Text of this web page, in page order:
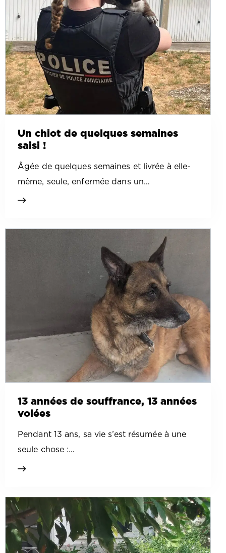
Un chiot de quelques semaines
saisi !
Âgée de quelques semaines et livrée à elle-
même, seule, enfermée dans un…
13 années de souffrance, 13 années
volées
Pendant 13 ans, sa vie s’est résumée à une
seule chose :…